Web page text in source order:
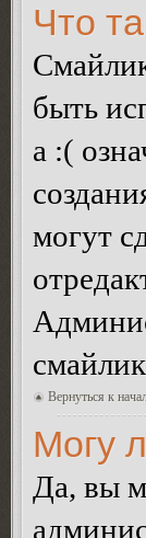
Что
быть
а :(
могут
Вернуться к
Могу
Да, вы